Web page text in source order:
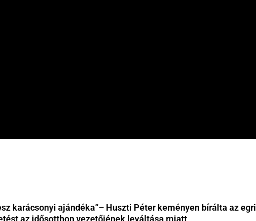
karácsonyi ajándéka”– Huszti Péter keményen bírálta az egri
az idősotthon vezetőjének leváltása miatt